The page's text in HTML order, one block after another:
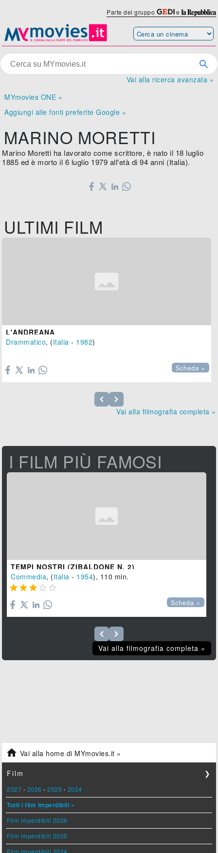
Parte del gruppo e
Vai alla ricerca avanzata »
MYmovies ONE »
Aggiungi alle fonti preferite Google »
MARINO MORETTI
Marino Moretti ha lavorato come scrittore, è nato il 18 luglio
1885 ed è morto il 6 luglio 1979 all'età di 94 anni (Italia).
ULTIMI FILM
L'ANDREANA
Drammatico, (Italia - 1982)
Scheda »
Vai alla filmografia completa »
I FILM PIÙ FAMOSI
TEMPI NOSTRI (ZIBALDONE N. 2)
Commedia, (Italia - 1954), 110 min.
    
Scheda »
Vai alla filmografia completa »
 Vai alla home di MYmovies.it »
Film ❯
2027 - 2026 -2025 - 2024
Tutti i film imperdibili »
Film imperdibili 2026
Film imperdibili 2025